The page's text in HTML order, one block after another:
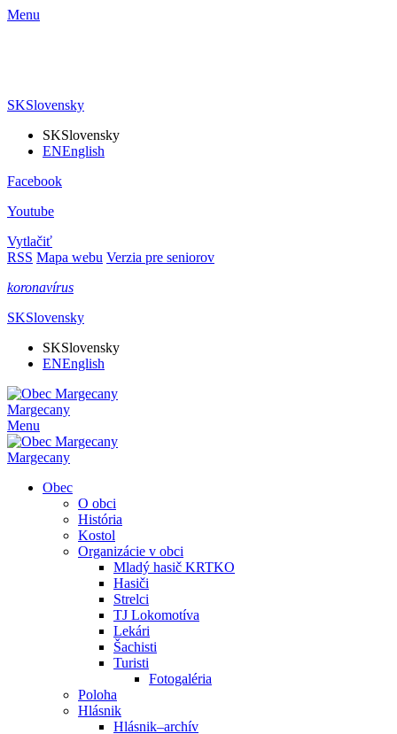
Menu
SKSlovensky
SKSlovensky
ENEnglish
Facebook
Youtube
Vytlačiť
RSS Mapa webu Verzia pre seniorov
koronavírus
SKSlovensky
SKSlovensky
ENEnglish
Margecany
Menu
Margecany
Obec
O obci
História
Kostol
Organizácie v obci
Mladý hasič KRTKO
Hasiči
Strelci
TJ Lokomotíva
Lekári
Šachisti
Turisti
Fotogaléria
Poloha
Hlásnik
Hlásnik–archív